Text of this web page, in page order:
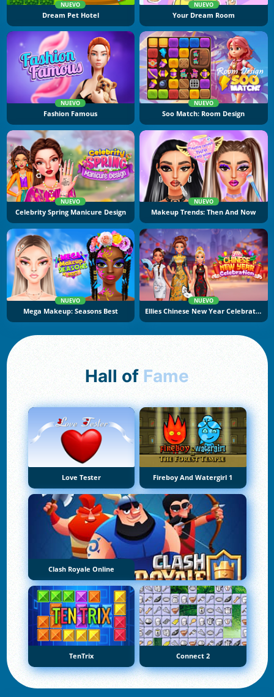
NUEVO
Dream Pet Hotel
NUEVO
Your Dream Room
NUEVO
Fashion Famous
NUEVO
Soo Match: Room Design
NUEVO
Celebrity Spring Manicure Design
NUEVO
Makeup Trends: Then And Now
NUEVO
Mega Makeup: Seasons Best
NUEVO
Ellies Chinese New Year Celebration
Hall of Fame
Love Tester Fireboy And Watergirl 1
Clash Royale Online
TenTrix Connect 2